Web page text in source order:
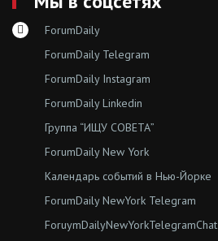
ForumDaily
ForumDaily Telegram
ForumDaily Instagram
ForumDaily Linkedin
Группа “ИЩУ СОВЕТА”
ForumDaily New York
Календарь событий в Нью-Йорке
ForumDaily NewYork Telegram
ForuymDailyNewYorkTelegramChat